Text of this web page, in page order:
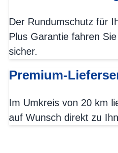
Der Rundumschutz für
Plus Garantie fahren
sicher.
Premium-
Im Umkreis von 20 km
auf Wunsch direkt zu